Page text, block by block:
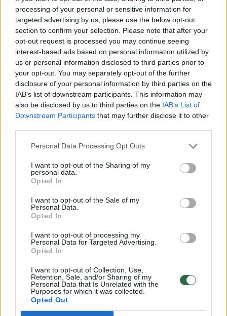
processing of your personal or sensitive information for
targeted advertising by us, please use the below opt-out
section to confirm your selection. Please note that after your
opt-out request is processed you may continue seeing
interest-based ads based on personal information utilized by
us or personal information disclosed to third parties prior to
your opt-out. You may separately opt-out of the further
disclosure of your personal information by third parties on the
IAB’s list of downstream participants. This information may
also be disclosed by us to third parties on the IAB’s List of
Downstream Participants that may further disclose it to other
Personal Data Processing Opt Outs
I want to opt-out of the Sharing of my
personal data.
Opted In
I want to opt-out of the Sale of my
Personal Data.
Opted In
I want to opt-out of processing my
Personal Data for Targeted Advertising.
Opted In
I want to opt-out of Collection, Use,
Retention, Sale, and/or Sharing of my
Personal Data that Is Unrelated with the
Purposes for which it was collected.
Opted Out
Automobiliai susidūrė dešiniosiomis
pusėmis, todėl tikėtina, kad kažkuri
transporto priemonė atsidūrė priešpriešinio
eismo juostoje. Kodėl taip atsitiko, aiškinasi
policijos pareigūnai.
Medikų pagalbos prireikė „Ford Focus“
vairavusiai 26 metų moteriai, ji išvežta į
Kauno klinikas. Moters automobilis visiškai
suniokotas - vienas ratas ir kitos detalės
mėtėsi toli nuo susidūrimo vietos.
Kurį laiką eismas keliu buvo sustabdytas, nes
gelbėtojai rinko ir šlavė automobilių
nuolaužas.
Susiję straipsniai